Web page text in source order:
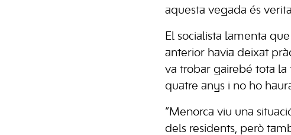
aquesta vegada és
El socialista lamenta
anterior havia deixat
va trobar gairebé tota
quatre anys i no ho
“Menorca viu una
dels residents, però